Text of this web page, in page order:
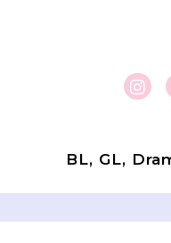
BL, GL,